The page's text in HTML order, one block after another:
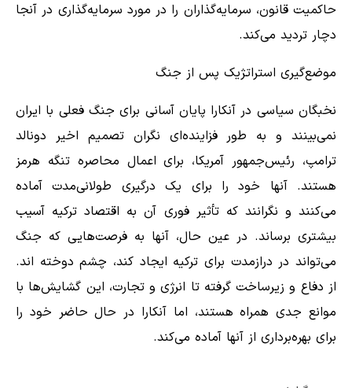
حاکمیت قانون، سرمایه‌گذاران را در مورد سرمایه‌گذاری در آنجا
دچار تردید می‌کند.
موضع‌گیری استراتژیک پس از جنگ
نخبگان سیاسی در آنکارا پایان آسانی برای جنگ فعلی با ایران
نمی‌بینند و به طور فزاینده‌ای نگران تصمیم اخیر دونالد
ترامپ، رئیس‌جمهور آمریکا، برای اعمال محاصره تنگه هرمز
هستند. آنها خود را برای یک درگیری طولانی‌مدت آماده
می‌کنند و نگرانند که تأثیر فوری آن به اقتصاد ترکیه آسیب
بیشتری برساند. در عین حال، آنها به فرصت‌هایی که جنگ
می‌تواند در درازمدت برای ترکیه ایجاد کند، چشم دوخته اند.
از دفاع و زیرساخت گرفته تا انرژی و تجارت، این گشایش‌ها با
موانع جدی همراه هستند، اما آنکارا در حال حاضر خود را
برای بهره‌برداری از آنها آماده می‌کند.